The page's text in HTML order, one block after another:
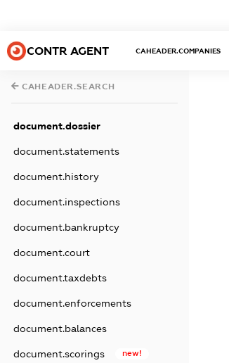
CONTR AGENT CAHEADER.COMPANIES
CAHEADER.SEARCH
document.dossier
document.statements
document.history
document.inspections
document.bankruptcy
document.court
document.taxdebts
document.enforcements
document.balances
document.scorings new!